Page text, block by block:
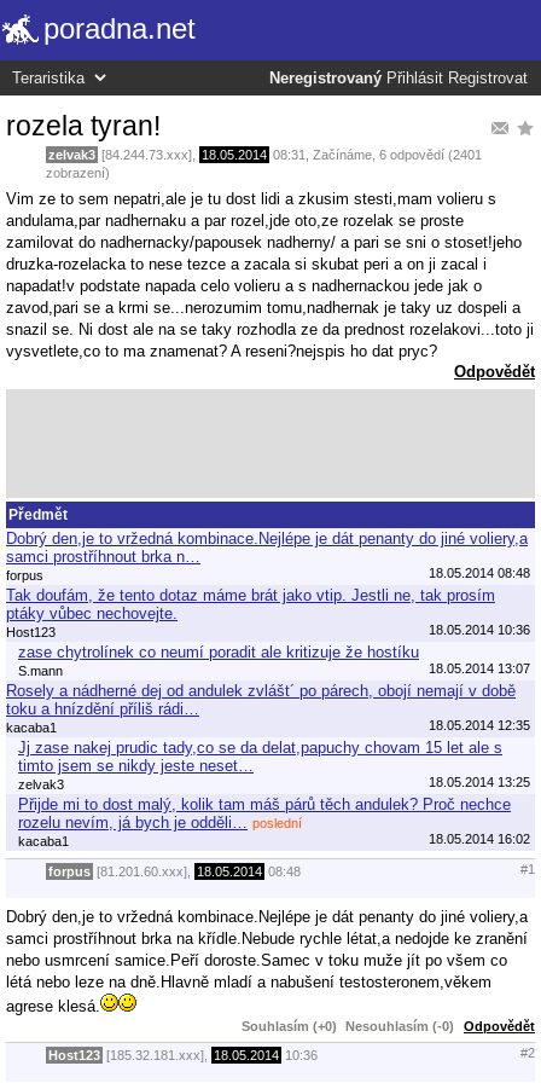
poradna.net
Neregistrovaný Přihlásit Registrovat
rozela tyran!
zelvak3 [84.244.73.xxx], 18.05.2014 08:31 Začínáme , 6 odpovědí (2401
zobrazení)
Vim ze to sem nepatri,ale je tu dost lidi a zkusim stesti,mam volieru s
andulama,par nadhernaku a par rozel,jde oto,ze rozelak se proste
zamilovat do nadhernacky/papousek nadherny/ a pari se sni o stoset!jeho
druzka-rozelacka to nese tezce a zacala si skubat peri a on ji zacal i
napadat!v podstate napada celo volieru a s nadhernackou jede jak o
zavod,pari se a krmi se...nerozumim tomu,nadhernak je taky uz dospeli a
snazil se. Ni dost ale na se taky rozhodla ze da prednost rozelakovi...toto ji
vysvetlete,co to ma znamenat? A reseni?nejspis ho dat pryc?
Odpovědět
Předmět
Dobrý den,je to vržedná kombinace.Nejlépe je dát penanty do jiné voliery,a
samci prostříhnout brka n…
forpus 18.05.2014 08:48
Tak doufám, že tento dotaz máme brát jako vtip. Jestli ne, tak prosím
ptáky vůbec nechovejte.
Host123 18.05.2014 10:36
zase chytrolínek co neumí poradit ale kritizuje že hostíku
S.mann 18.05.2014 13:07
Rosely a nádherné dej od andulek zvlášt´ po párech, obojí nemají v době
toku a hnízdění příliš rádi…
kacaba1 18.05.2014 12:35
Jj zase nakej prudic tady,co se da delat,papuchy chovam 15 let ale s
timto jsem se nikdy jeste neset…
zelvak3 18.05.2014 13:25
Přijde mi to dost malý, kolik tam máš párů těch andulek? Proč nechce
rozelu nevím, já bych je odděli…
poslední
kacaba1
18.05.2014 16:02
forpus [81.201.60.xxx], 18.05.2014 08:48 #1
Dobrý den,je to vržedná kombinace.Nejlépe je dát penanty do jiné voliery,a
samci prostříhnout brka na křídle.Nebude rychle létat,a nedojde ke zranění
nebo usmrcení samice.Peří doroste.Samec v toku muže jít po všem co
létá nebo leze na dně.Hlavně mladí a nabušení testosteronem,věkem
agrese klesá.
Souhlasím (+0) Nesouhlasím (-0) Odpovědět
Host123 [185.32.181.xxx], 18.05.2014 10:36 #2